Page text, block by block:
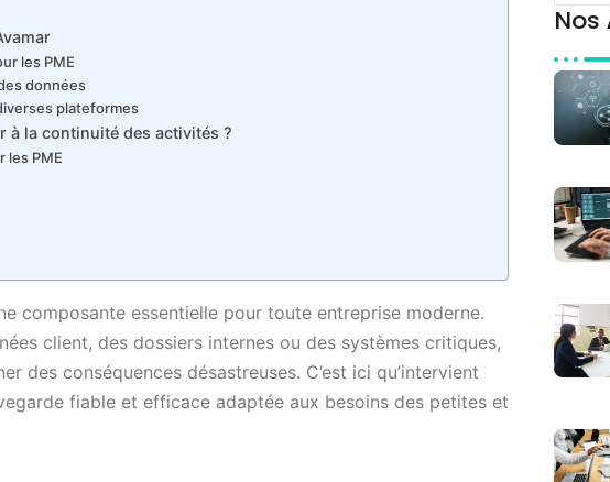
les PME
données
plateformes
à la continuité des activités ?
les PME
composante essentielle pour toute entreprise moderne.
client, des dossiers internes ou des systèmes critiques,
des conséquences désastreuses. C’est ici qu’intervient
fiable et efficace adaptée aux besoins des petites et
Nos